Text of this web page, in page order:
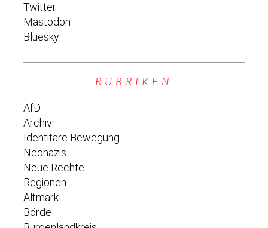
Twitter
Mastodon
Bluesky
RUBRIKEN
AfD
Archiv
Identitäre Bewegung
Neonazis
Neue Rechte
Regionen
Altmark
Börde